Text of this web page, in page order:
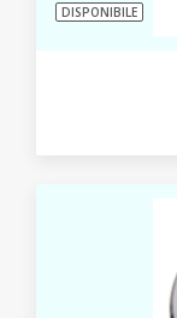
DISPONIBILE